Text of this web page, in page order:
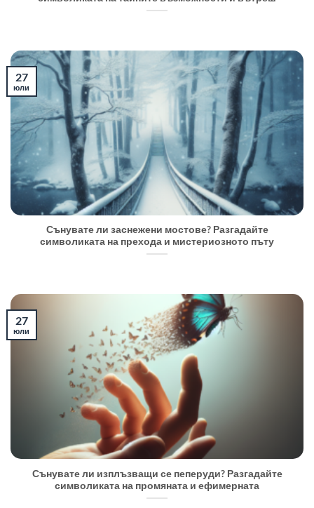
Сънувате ли заснежени мостове? Разгадайте
символиката на прехода и мистериозното пъту
27
юли
Сънувате ли изплъзващи се пеперуди? Разгадайте
символиката на промяната и ефимерната
27
юли